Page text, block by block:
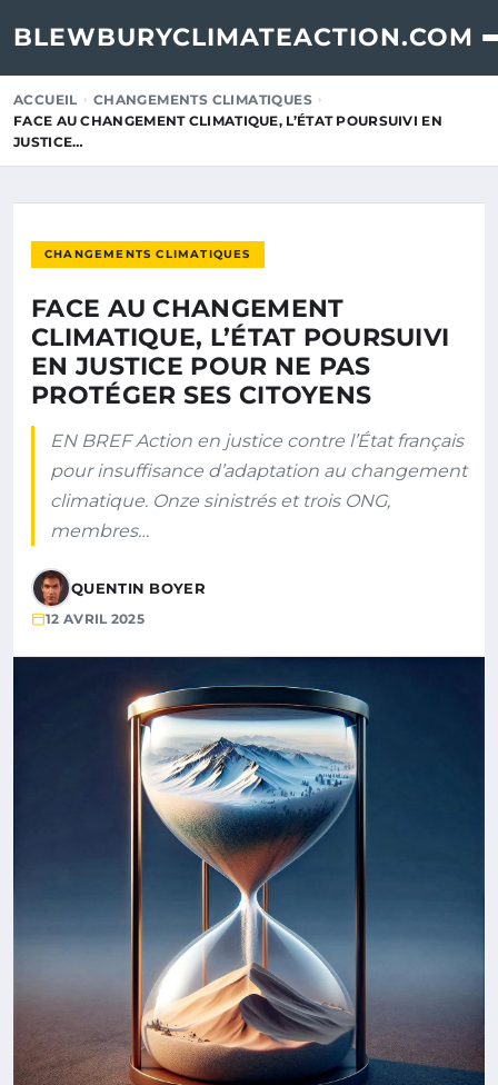
BLEWBURYCLIMATEACTION.COM
ACCUEIL
CHANGEMENTS CLIMATIQUES
FACE AU CHANGEMENT CLIMATIQUE, L’ÉTAT POURSUIVI EN
JUSTICE…
CHANGEMENTS CLIMATIQUES
FACE AU CHANGEMENT
CLIMATIQUE, L’ÉTAT POURSUIVI
EN JUSTICE POUR NE PAS
PROTÉGER SES CITOYENS
EN BREF Action en justice contre l’État français
pour insuffisance d’adaptation au changement
climatique. Onze sinistrés et trois ONG,
membres…
QUENTIN BOYER
12 AVRIL 2025